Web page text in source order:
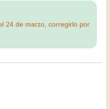
24 de marzo, corregirlo por